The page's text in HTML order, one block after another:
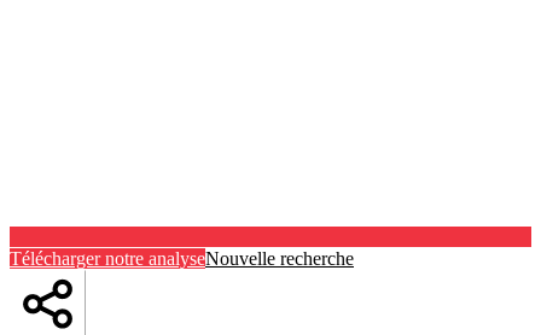
Télécharger notre analyseNouvelle recherche